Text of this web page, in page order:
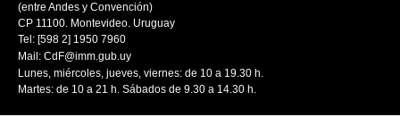
(entre Andes y Convención)
CP 11100. Montevideo. Uruguay
Tel: [598 2] 1950 7960
Mail: CdF@imm.gub.uy
Lunes, miércoles, jueves, viernes: de 10 a 19.30 h.
Martes: de 10 a 21 h. Sábados de 9.30 a 14.30 h.